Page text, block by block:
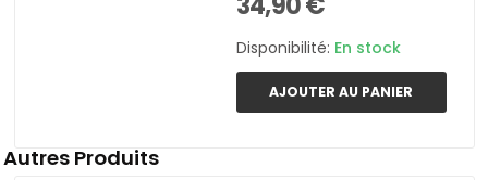
Disponibilité: En stock
AJOUTER AU PANIER
Autres Produits